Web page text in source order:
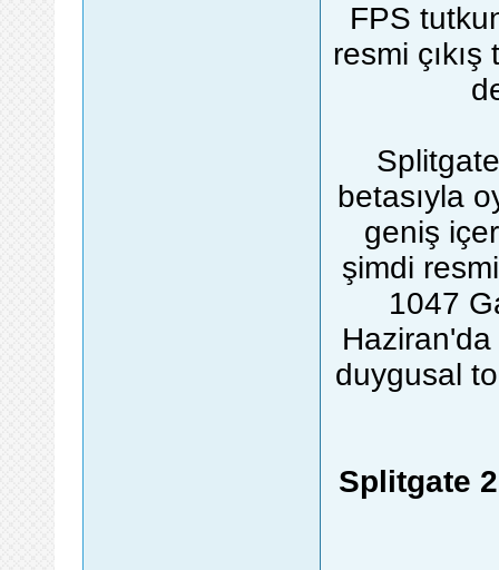
FPS
resmi
betasıyla
geniş
şimdi
1047
Haziran'da
duygusal
Splitgate